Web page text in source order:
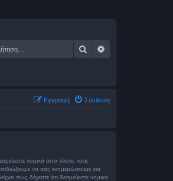
Αναζήτηση
Σύνδεση
Εγγραφή
νομικά από όλους τους
να σας ενημερώσουμε για
πως δέχεστε ότι δεσμεύεστε νομικά